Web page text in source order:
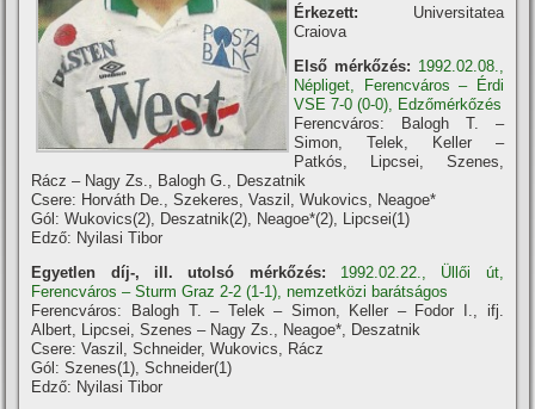
Érkezett: Universitatea
Craiova
Első mérkőzés: 1992.02.08.,
Népliget, Ferencváros – Érdi
VSE 7-0 (0-0), Edzőmérkőzés
Ferencváros: Balogh T. –
Simon, Telek, Keller –
Patkós, Lipcsei, Szenes,
Rácz – Nagy Zs., Balogh G., Deszatnik
Csere: Horváth De., Szekeres, Vaszil, Wukovics, Neagoe*
Gól: Wukovics(2), Deszatnik(2), Neagoe*(2), Lipcsei(1)
Edző: Nyilasi Tibor
Egyetlen díj-, ill. utolsó mérkőzés:
1992.02.22., Üllői út,
Ferencváros – Sturm Graz 2-2 (1-1), nemzetközi barátságos
Ferencváros: Balogh T. – Telek – Simon, Keller – Fodor I., ifj.
Albert, Lipcsei, Szenes – Nagy Zs., Neagoe*, Deszatnik
Csere: Vaszil, Schneider, Wukovics, Rácz
Gól: Szenes(1), Schneider(1)
Edző: Nyilasi Tibor